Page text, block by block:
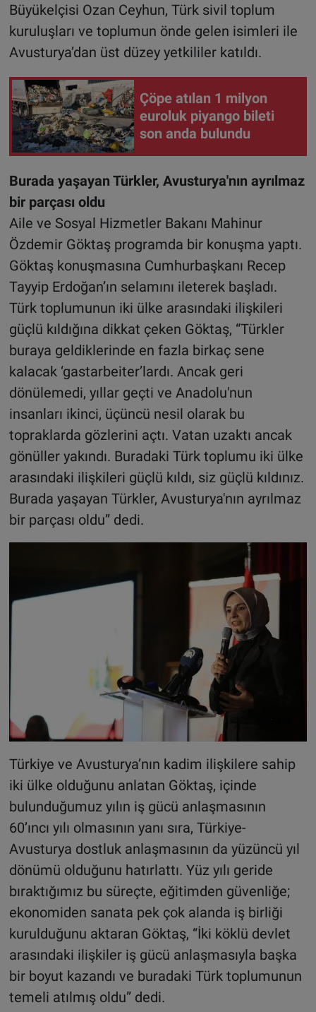
Büyükelçisi Ozan Ceyhun, Türk sivil toplum
kuruluşları ve toplumun önde gelen isimleri ile
Avusturya’dan üst düzey yetkililer katıldı.
Çöpe atılan 1 milyon
euroluk piyango bileti
son anda bulundu
Burada yaşayan Türkler, Avusturya'nın ayrılmaz
bir parçası oldu
Aile ve Sosyal Hizmetler Bakanı Mahinur
Özdemir Göktaş programda bir konuşma yaptı.
Göktaş konuşmasına Cumhurbaşkanı Recep
Tayyip Erdoğan’ın selamını ileterek başladı.
Türk toplumunun iki ülke arasındaki ilişkileri
güçlü kıldığına dikkat çeken Göktaş, “Türkler
buraya geldiklerinde en fazla birkaç sene
kalacak ‘gastarbeiter’lardı. Ancak geri
dönülemedi, yıllar geçti ve Anadolu'nun
insanları ikinci, üçüncü nesil olarak bu
topraklarda gözlerini açtı. Vatan uzaktı ancak
gönüller yakındı. Buradaki Türk toplumu iki ülke
arasındaki ilişkileri güçlü kıldı, siz güçlü kıldınız.
Burada yaşayan Türkler, Avusturya'nın ayrılmaz
bir parçası oldu” dedi.
Türkiye ve Avusturya’nın kadim ilişkilere sahip
iki ülke olduğunu anlatan Göktaş, içinde
bulunduğumuz yılın iş gücü anlaşmasının
60’ıncı yılı olmasının yanı sıra, Türkiye-
Avusturya dostluk anlaşmasının da yüzüncü yıl
dönümü olduğunu hatırlattı. Yüz yılı geride
bıraktığımız bu süreçte, eğitimden güvenliğe;
ekonomiden sanata pek çok alanda iş birliği
kurulduğunu aktaran Göktaş, “İki köklü devlet
arasındaki ilişkiler iş gücü anlaşmasıyla başka
bir boyut kazandı ve buradaki Türk toplumunun
temeli atılmış oldu” dedi.